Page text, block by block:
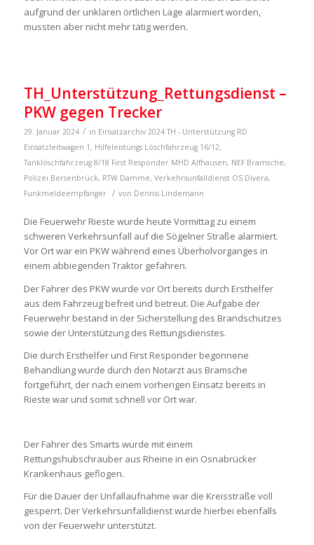
aufgrund der unklaren örtlichen Lage alarmiert worden,
mussten aber nicht mehr tätig werden.
TH_Unterstützung_Rettungsdienst –
PKW gegen Trecker
29. Januar 2024 / in Einsatzarchiv 2024 TH - Unterstützung RD
Einsatzleitwagen 1, Hilfeleistungs Löschfahrzeug 16/12,
Tanklöschfahrzeug 8/18 First Responder MHD Alfhausen, NEF Bramsche,
Polizei Bersenbrück, RTW Damme, Verkehrsunfalldienst OS Divera,
Funkmeldeempfänger
/ von Dennis Lindemann
Die Feuerwehr Rieste wurde heute Vormittag zu einem
schweren Verkehrsunfall auf die Sögelner Straße alarmiert.
Vor Ort war ein PKW während eines Überholvorganges in
einem abbiegenden Traktor gefahren.
Der Fahrer des PKW wurde vor Ort bereits durch Ersthelfer
aus dem Fahrzeug befreit und betreut. Die Aufgabe der
Feuerwehr bestand in der Sicherstellung des Brandschutzes
sowie der Unterstützung des Rettungsdienstes.
Die durch Ersthelfer und First Responder begonnene
Behandlung wurde durch den Notarzt aus Bramsche
fortgeführt, der nach einem vorherigen Einsatz bereits in
Rieste war und somit schnell vor Ort war.
Der Fahrer des Smarts wurde mit einem
Rettungshubschrauber aus Rheine in ein Osnabrücker
Krankenhaus geflogen.
Für die Dauer der Unfallaufnahme war die Kreisstraße voll
gesperrt. Der Verkehrsunfalldienst wurde hierbei ebenfalls
von der Feuerwehr unterstützt.